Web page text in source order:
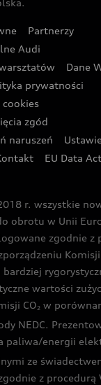
Partnera Audi
prywatnych
Audi
Nowoczesnej
w Skokach
Partnerzy
Audi
Dane
prywatności
zgód
naruszeń
EU Data Act
r. wszystkie
obrotu w Unii
zgodnie z
bardziej
wartości
CO2 w
NEDC.
paliwa/energii
ze
z procedurą